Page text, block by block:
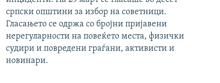
српски општини за избор на советници.
Гласањето се одржа со бројни пријавени
нерегуларности на повеќето места, физички
судири и повредени граѓани, активисти и
новинари.